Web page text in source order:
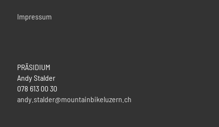
Impressum
PRÄSIDIUM
Andy Stalder
078 613 00 30
andy.stalder@mountainbikeluzern.ch